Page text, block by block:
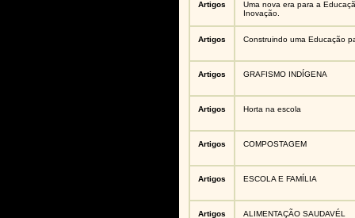
Artigos
Uma nova era para a
Inovação.
Artigos Construindo uma Educação
Artigos GRAFISMO INDÍGENA
Artigos Horta na escola
Artigos COMPOSTAGEM
Artigos ESCOLA E FAMÍLIA
Artigos ALIMENTAÇÃO SAUDAVÉL